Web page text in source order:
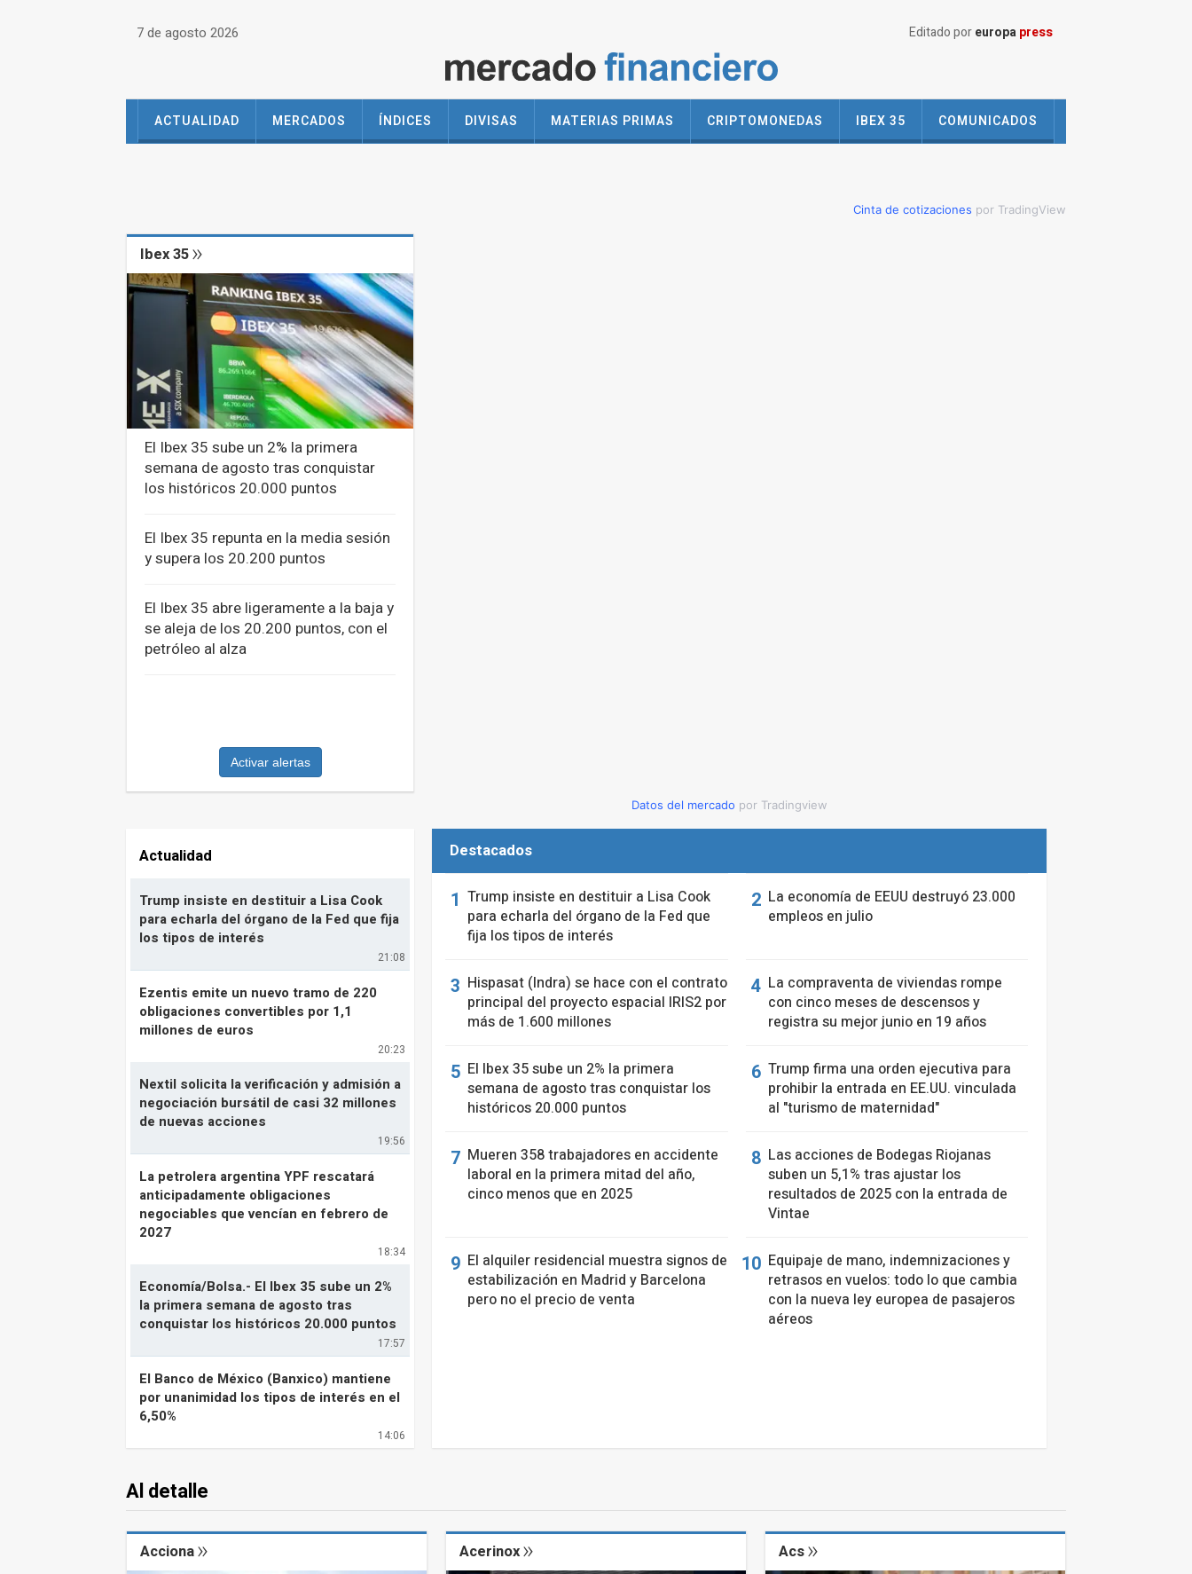
7 de agosto 2026 Editado poreuropapress
ACTUALIDAD MERCADOS ÍNDICES DIVISAS MATERIAS PRIMAS CRIPTOMONEDAS IBEX 35 COMUNICADOS
Cinta de cotizaciones por TradingView
Ibex 35
El Ibex 35 sube un 2% la primera
semana de agosto tras conquistar
los históricos 20.000 puntos
El Ibex 35 repunta en la media sesión
y supera los 20.200 puntos
El Ibex 35 abre ligeramente a la baja y
se aleja de los 20.200 puntos, con el
petróleo al alza
Activar alertas
Datos del mercado por Tradingview
Actualidad
21:08
Trump insiste en destituir a Lisa Cook
para echarla del órgano de la Fed que fija
los tipos de interés
20:23
Ezentis emite un nuevo tramo de 220
obligaciones convertibles por 1,1
millones de euros
19:56
Nextil solicita la verificación y admisión a
negociación bursátil de casi 32 millones
de nuevas acciones
18:34
La petrolera argentina YPF rescatará
anticipadamente obligaciones
negociables que vencían en febrero de
2027
17:57
Economía/Bolsa.- El Ibex 35 sube un 2%
la primera semana de agosto tras
conquistar los históricos 20.000 puntos
14:06
El Banco de México (Banxico) mantiene
por unanimidad los tipos de interés en el
6,50%
Destacados
Trump insiste en destituir a Lisa Cook
para echarla del órgano de la Fed que
fija los tipos de interés
La economía de EEUU destruyó 23.000
empleos en julio
Hispasat (Indra) se hace con el contrato
principal del proyecto espacial IRIS2 por
más de 1.600 millones
La compraventa de viviendas rompe
con cinco meses de descensos y
registra su mejor junio en 19 años
El Ibex 35 sube un 2% la primera
semana de agosto tras conquistar los
históricos 20.000 puntos
Trump firma una orden ejecutiva para
prohibir la entrada en EE.UU. vinculada
al "turismo de maternidad"
Mueren 358 trabajadores en accidente
laboral en la primera mitad del año,
cinco menos que en 2025
Las acciones de Bodegas Riojanas
suben un 5,1% tras ajustar los
resultados de 2025 con la entrada de
Vintae
El alquiler residencial muestra signos de
estabilización en Madrid y Barcelona
pero no el precio de venta
Equipaje de mano, indemnizaciones y
retrasos en vuelos: todo lo que cambia
con la nueva ley europea de pasajeros
aéreos
Al detalle
Acciona Acerinox Acs